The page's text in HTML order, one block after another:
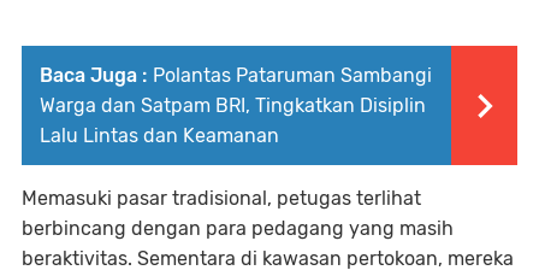
Baca Juga : Polantas Pataruman Sambangi
Warga dan Satpam BRI, Tingkatkan Disiplin
Lalu Lintas dan Keamanan
Memasuki pasar tradisional, petugas terlihat
berbincang dengan para pedagang yang masih
beraktivitas. Sementara di kawasan pertokoan, mereka